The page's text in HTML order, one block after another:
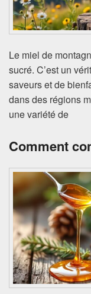
Le miel de
sucré. C’est un
saveurs et de
dans des régions
une variété de
Comment